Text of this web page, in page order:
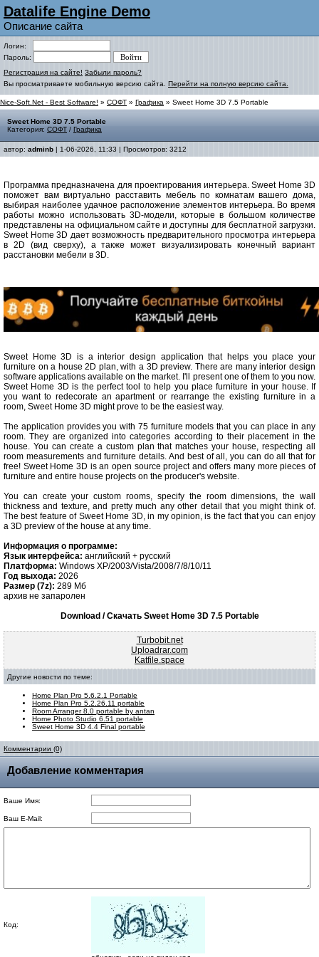
Datalife Engine Demo
Описание сайта
Логин:
Пароль:
Регистрация на сайте! Забыли пароль?
Вы просматриваете мобильную версию сайта. Перейти на полную версию сайта.
Nice-Soft.Net - Best Software! » СОФТ » Графика » Sweet Home 3D 7.5 Portable
Sweet Home 3D 7.5 Portable
Категория: СОФТ / Графика
автор: adminb | 1-06-2026, 11:33 | Просмотров: 3212
Программа предназначена для проектирования интерьера. Sweet Home 3D
поможет вам виртуально расставить мебель по комнатам вашего дома,
выбирая наиболее удачное расположение элементов интерьера. Во время
работы можно использовать 3D-модели, которые в большом количестве
представлены на официальном сайте и доступны для бесплатной загрузки.
Sweet Home 3D дает возможность предварительного просмотра интерьера
в 2D (вид сверху), а также может визуализировать конечный вариант
расстановки мебели в 3D.
Sweet Home 3D is a interior design application that helps you place your
furniture on a house 2D plan, with a 3D preview. There are many interior design
software applications available on the market. I'll present one of them to you now.
Sweet Home 3D is the perfect tool to help you place furniture in your house. If
you want to redecorate an apartment or rearrange the existing furniture in a
room, Sweet Home 3D might prove to be the easiest way.
The application provides you with 75 furniture models that you can place in any
room. They are organized into categories according to their placement in the
house. You can create a custom plan that matches your house, respecting all
room measurements and furniture details. And best of all, you can do all that for
free! Sweet Home 3D is an open source project and offers many more pieces of
furniture and entire house projects on the producer's website.
You can create your custom rooms, specify the room dimensions, the wall
thickness and texture, and pretty much any other detail that you might think of.
The best feature of Sweet Home 3D, in my opinion, is the fact that you can enjoy
a 3D preview of the house at any time.
Информация о программе:
Язык интерфейса: английский + русский
Платформа: Windows XP/2003/Vista/2008/7/8/10/11
Год выхода: 2026
Размер (7z): 289 Мб
архив не запаролен
Download / Скачать Sweet Home 3D 7.5 Portable
Turbobit.net
Uploadrar.com
Katfile.space
Другие новости по теме:
Home Plan Pro 5.6.2.1 Portable
Home Plan Pro 5.2.26.11 portable
Room Arranger 8.0 portable by antan
Home Photo Studio 6.51 portable
Sweet Home 3D 4.4 Final portable
Комментарии (0)
Добавление комментария
Ваше Имя:
Ваш E-Mail:
Код: